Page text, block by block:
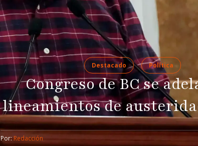
Destacado Política
Congreso de BC se
lineamientos de
Por: Redacción